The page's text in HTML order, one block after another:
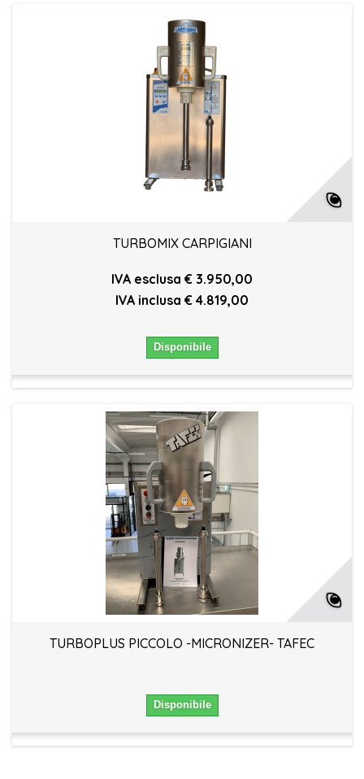
TURBOMIX CARPIGIANI
IVA esclusa € 3.950,00
IVA inclusa € 4.819,00
Disponibile
TURBOPLUS PICCOLO -MICRONIZER- TAFEC
Disponibile